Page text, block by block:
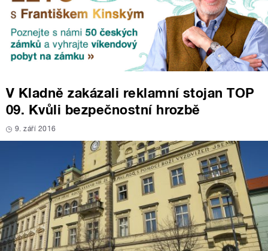
V Kladně zakázali reklamní stojan TOP
09. Kvůli bezpečnostní hrozbě
9. září 2016